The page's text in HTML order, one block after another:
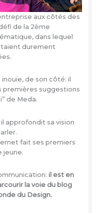
aux côtés des
de la 2ème
dans lequel
durement
de son côté: il
premières suggestions
de Meda.
approfondit sa vision
fait ses premiers
jeune.
il est en
la voie du blog
du Design.